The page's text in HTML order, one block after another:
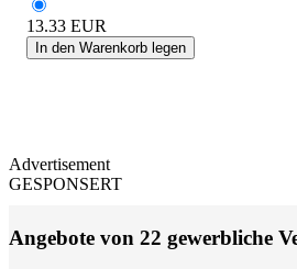
13.33 EUR
In den Warenkorb legen
Advertisement
GESPONSERT
Angebote von 22 gewerbliche